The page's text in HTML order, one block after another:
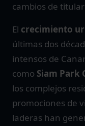
cambios de
El crecimiento
últimas dos
intensos de
como Siam Park
los complejos
promociones de
laderas han